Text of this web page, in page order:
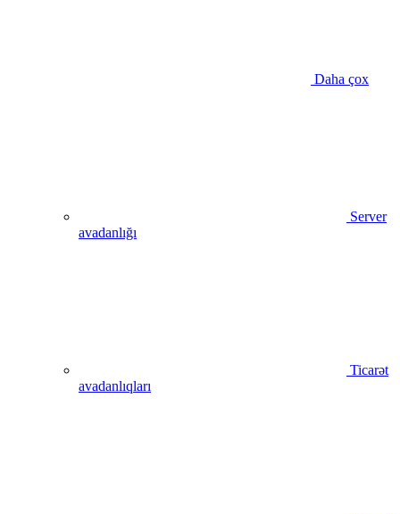
Daha çox
Server
avadanlığı
Ticarət
avadanlıqları